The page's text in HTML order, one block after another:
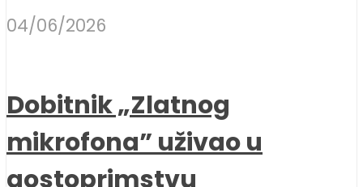
04/06/2026
Dobitnik „Zlatnog
mikrofona” uživao u
gostoprimstvu